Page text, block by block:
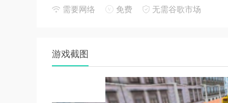
需要网络 免费 无需谷歌市场
游戏截图